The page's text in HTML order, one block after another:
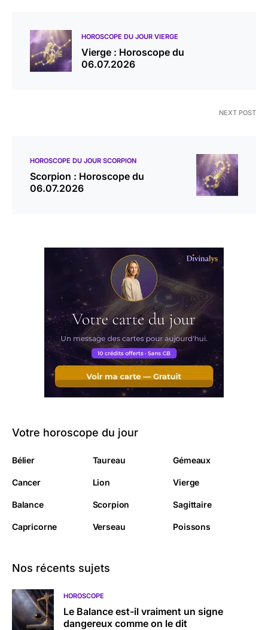
HOROSCOPE DU JOUR VIERGE
Vierge : Horoscope du
06.07.2026
NEXT POST
HOROSCOPE DU JOUR SCORPION
Scorpion : Horoscope du
06.07.2026
Votre horoscope du jour
Bélier Taureau Gémeaux
Cancer Lion Vierge
Balance Scorpion Sagittaire
Capricorne Verseau Poissons
Nos récents sujets
HOROSCOPE
Le Balance est-il vraiment un signe
dangereux comme on le dit